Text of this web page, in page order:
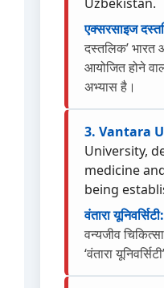
एक्सरसाइज
दस्तलिक’ भारत
आयोजित होने
अभ्यास है।
3. Vantara
University,
medicine
being
वंतारा यूनिवर्सिटी:
वन्यजीव
‘वंतारा